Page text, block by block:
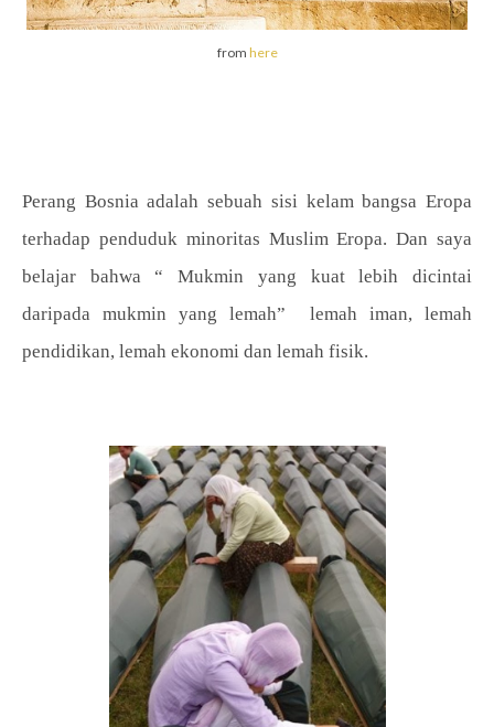
from here
Perang Bosnia adalah sebuah sisi kelam bangsa Eropa
terhadap penduduk minoritas Muslim Eropa. Dan saya
belajar bahwa “ Mukmin yang kuat lebih dicintai
daripada mukmin yang lemah” lemah iman, lemah
pendidikan, lemah ekonomi dan lemah fisik.